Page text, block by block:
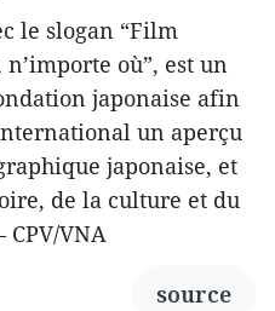
le slogan “Film
où”, est un
japonaise afin
un aperçu
japonaise, et
de la culture et du
CPV/VNA
source